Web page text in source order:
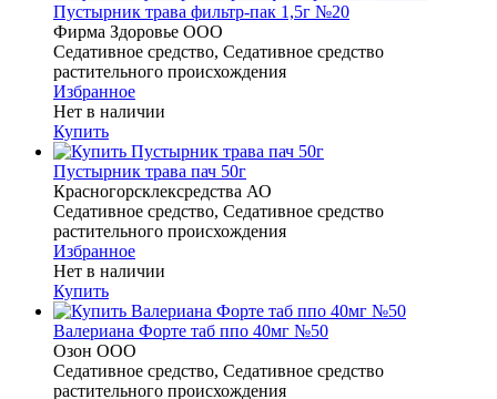
Пустырник трава фильтр-пак 1,5г №20
Фирма Здоровье ООО
Седативное средство, Седативное средство
растительного происхождения
Избранное
Нет в наличии
Купить
Пустырник трава пач 50г
Красногорсклексредства АО
Седативное средство, Седативное средство
растительного происхождения
Избранное
Нет в наличии
Купить
Валериана Форте таб ппо 40мг №50
Озон ООО
Седативное средство, Седативное средство
растительного происхождения